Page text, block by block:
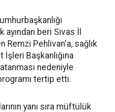
ayından beri Sivas İl
Pehlivan'a, sağlık
İşleri Başkanlığına
nedeniyle
tertip etti.
yanı sıra müftülük